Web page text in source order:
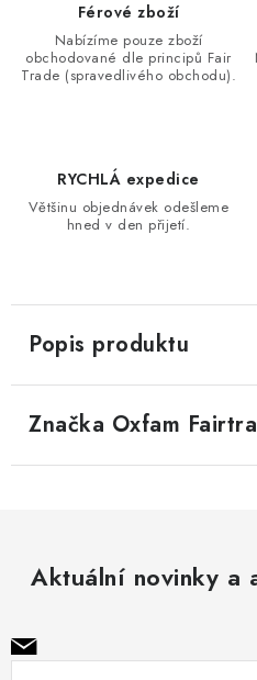
Férové zboží
Nabízíme pouze zboží
obchodované dle principů Fair
Trade (spravedlivého obchodu).
RYCHLÁ expedice
Většinu objednávek odešleme
hned v den přijetí.
Popis produktu
Značka Oxfam
Aktuální novinky a